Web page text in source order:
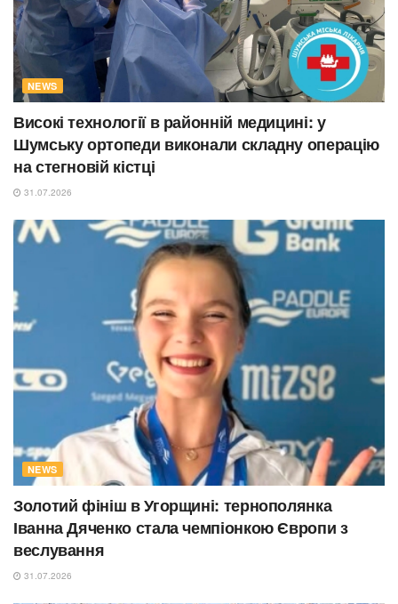
NEWS
Високі технології в районній медицині: у
Шумську ортопеди виконали складну операцію
на стегновій кістці
31.07.2026
NEWS
Золотий фініш в Угорщині: тернополянка
Іванна Дяченко стала чемпіонкою Європи з
веслування
31.07.2026